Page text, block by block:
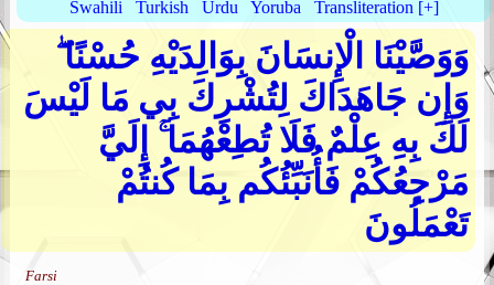
Swahili Turkish Urdu Yoruba Transliteration [+]
وَوَصَّيْنَا الْإِنسَانَ بِوَالِدَيْهِ حُسْنًا ۖ
وَإِن جَاهَدَاكَ لِتُشْرِكَ بِي مَا لَيْسَ
لَكَ بِهِ عِلْمٌ فَلَا تُطِعْهُمَا ۚ إِلَيَّ
مَرْجِعُكُمْ فَأُنَبِّئُكُم بِمَا كُنتُمْ
تَعْمَلُونَ
Farsi